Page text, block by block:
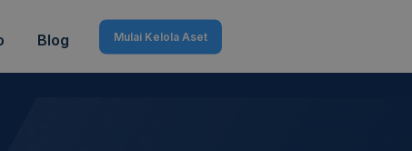
Blog Mulai Kelola Aset